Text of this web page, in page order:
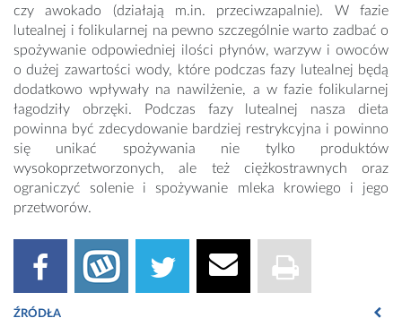
czy awokado (działają m.in. przeciwzapalnie). W fazie
lutealnej i folikularnej na pewno szczególnie warto zadbać o
spożywanie odpowiedniej ilości płynów, warzyw i owoców
o dużej zawartości wody, które podczas fazy lutealnej będą
dodatkowo wpływały na nawilżenie, a w fazie folikularnej
łagodziły obrzęki. Podczas fazy lutealnej nasza dieta
powinna być zdecydowanie bardziej restrykcyjna i powinno
się unikać spożywania nie tylko produktów
wysokoprzetworzonych, ale też ciężkostrawnych oraz
ograniczyć solenie i spożywanie mleka krowiego i jego
przetworów.
ŹRÓDŁA